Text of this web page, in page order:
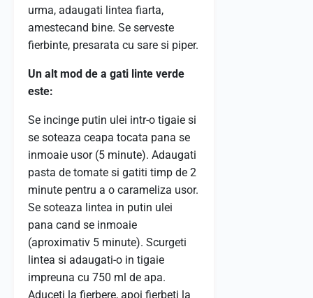
urma, adaugati lintea fiarta,
amestecand bine. Se serveste
fierbinte, presarata cu sare si piper.
Un alt mod de a gati linte verde
este:
Se incinge putin ulei intr-o tigaie si
se soteaza ceapa tocata pana se
inmoaie usor (5 minute). Adaugati
pasta de tomate si gatiti timp de 2
minute pentru a o carameliza usor.
Se soteaza lintea in putin ulei
pana cand se inmoaie
(aproximativ 5 minute). Scurgeti
lintea si adaugati-o in tigaie
impreuna cu 750 ml de apa.
Aduceti la fierbere, apoi fierbeti la